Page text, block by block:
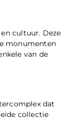
cultuur. Deze
monumenten
van de
dat
collectie